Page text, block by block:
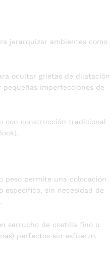
jerarquizar ambientes como
ocultar grietas de dilatación
imperfecciones de
con construcción tradicional
peso permite una colocación
específico, sin necesidad de
serrucho de costilla fino o
perfectos sin esfuerzo.